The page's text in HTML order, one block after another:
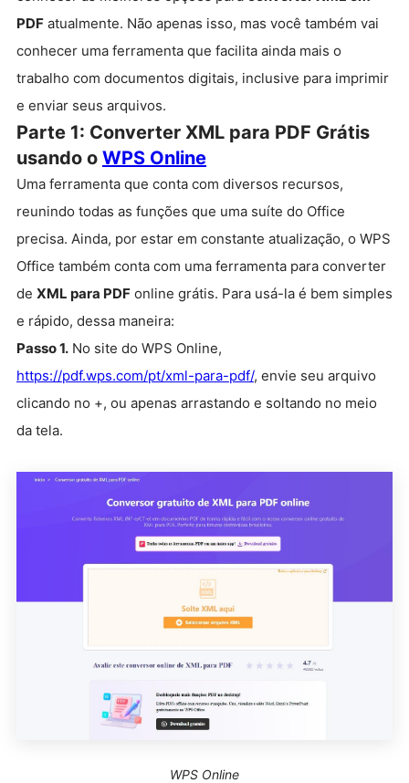
PDF atualmente. Não apenas isso, mas você também vai
conhecer uma ferramenta que facilita ainda mais o
trabalho com documentos digitais, inclusive para imprimir
e enviar seus arquivos.
Parte 1: Converter XML para PDF Grátis
usando o WPS Online
Uma ferramenta que conta com diversos recursos,
reunindo todas as funções que uma suíte do Office
precisa. Ainda, por estar em constante atualização, o WPS
Office também conta com uma ferramenta para converter
de XML para PDF online grátis. Para usá-la é bem simples
e rápido, dessa maneira:
Passo 1. No site do WPS Online,
https://pdf.wps.com/pt/xml-para-pdf/, envie seu arquivo
clicando no +, ou apenas arrastando e soltando no meio
da tela.
WPS Online